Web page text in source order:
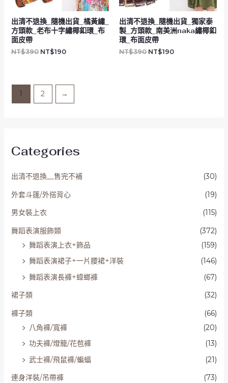
Categories
出清不退換__售完不補
(30)
外套斗篷/外搭背心
(19)
男女裝上衣
(115)
舞蹈表演服飾類
(372)
舞蹈表演上衣+飾品
(159)
舞蹈表演裙子+一片腰裙+洋裝
(146)
舞蹈表演長褲+蟑螂褲
(67)
裙子類
(32)
褲子類
(66)
八角褲/寬褲
(20)
功夫褲/燈籠/花苞褲
(13)
武士褲/飛鼠褲/蝙蝠
(21)
連身洋裝/吊帶褲
(73)
出清不退換_隨機出貨_橘黃繡_
方頭款_老布十字繡椰釦環_布
面皮帶
NT$390 NT$190
出清不退換_隨機出貨_獨家泰
製_方頭款_南美洲naka繡椰釦
環_布面皮帶
NT$390 NT$190
1 2 →